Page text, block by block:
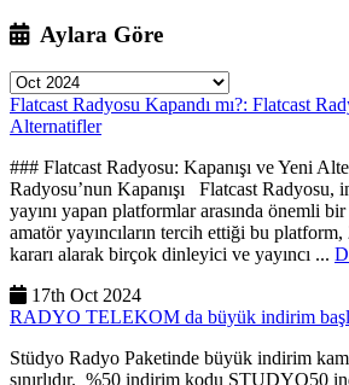
Aylara Göre
Flatcast Radyosu Kapandı mı?: Flatcast
Alternatifler
### Flatcast Radyosu: Kapanışı ve Yeni
Radyosu’nun Kapanışı Flatcast Radyosu,
yayını yapan platformlar arasında önemli
amatör yayıncıların tercih ettiği bu platform,
kararı alarak birçok dinleyici ve yayıncı ...
17th Oct 2024
RADYO TELEKOM da büyük indirim
Stüdyo Radyo Paketinde büyük indirim
sınırlıdır. %50 indirim kodu STUDYO50